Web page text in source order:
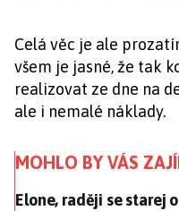
Celá věc je ale
všem je jasné, že tak
realizovat ze dne na
ale i nemalé náklady.
MOHLO BY VÁS
Elone, raději se starej
Elone, raději se starej